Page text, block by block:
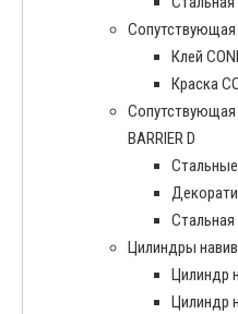
Сопутствующая
Клей
Краска
Сопутствующая
BARRIER D
Цилиндры
Цилиндр
Цилиндр